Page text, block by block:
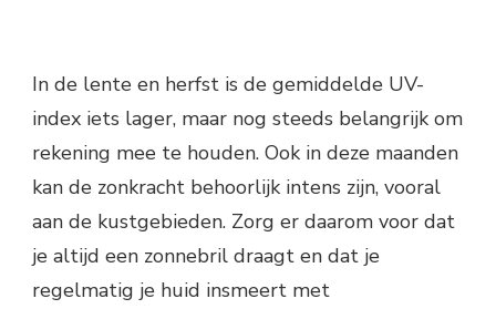
In de lente en herfst is de gemiddelde UV-
index iets lager, maar nog steeds belangrijk om
rekening mee te houden. Ook in deze maanden
kan de zonkracht behoorlijk intens zijn, vooral
aan de kustgebieden. Zorg er daarom voor dat
je altijd een zonnebril draagt en dat je
regelmatig je huid insmeert met